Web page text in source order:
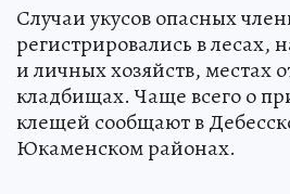
Случаи укусов опасных
регистрировались в
и личных хозяйств, местах
кладбищах. Чаще всего о
клещей сообщают в
Юкаменском районах.